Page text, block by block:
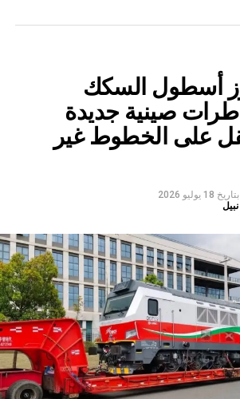
أسطول السكك
صينية جديدة
على الخطوط غير
بتاريخ 18 يوليو 2026